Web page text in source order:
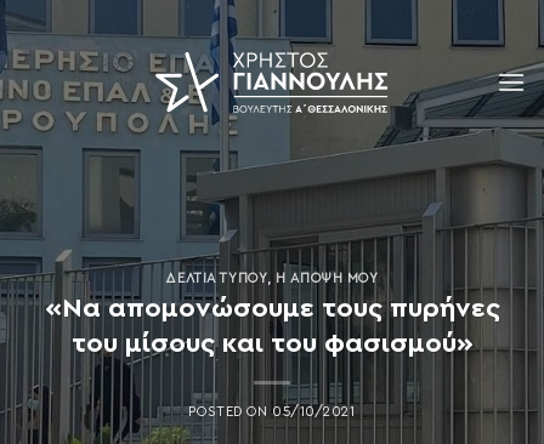
Skip
to
content
ΔΕΛΤΊΑ ΤΎΠΟΥ Η ΆΠΟΨΗ ΜΟΥ
«Να απομονώσουμε τους πυρήνες
του μίσους και του φασισμού»
POSTED ON05/10/2021